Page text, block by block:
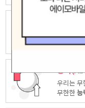
노력하겠
능력
우리는 무
무한한능